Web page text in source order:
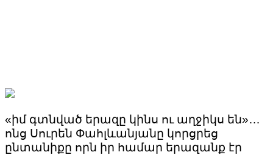
«իմ գտնված երազը կինս ու աղջիկս են»…
ոնց Սուրեն Փահլևանյանը կորցրեց
ընտանիքը որն իր համար երազանք էր